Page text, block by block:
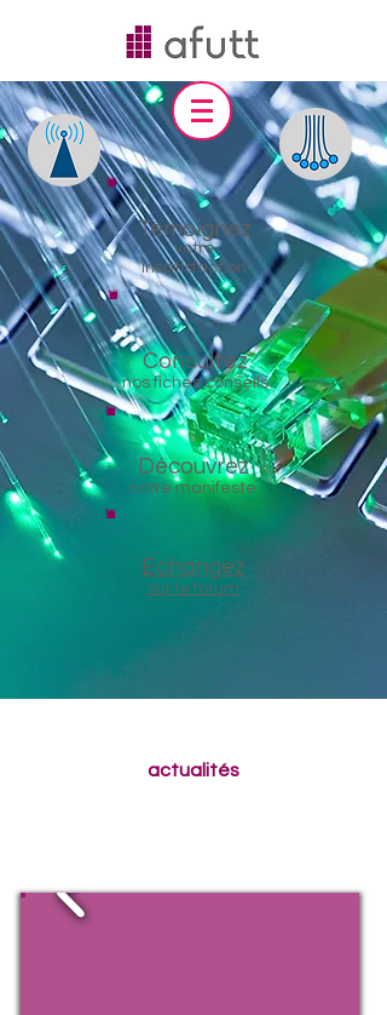
Témoignez
votre
insatisfaction
Consultez
nos fiches conseils
Découvrez
notre manifeste
Échangez
sur le forum
actualités